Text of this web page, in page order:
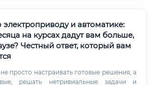
и автоматике:
на курсах дадут вам больше,
Честный ответ, который вам
просто настраивать готовые решения, а
решать нетривиальные задачи и